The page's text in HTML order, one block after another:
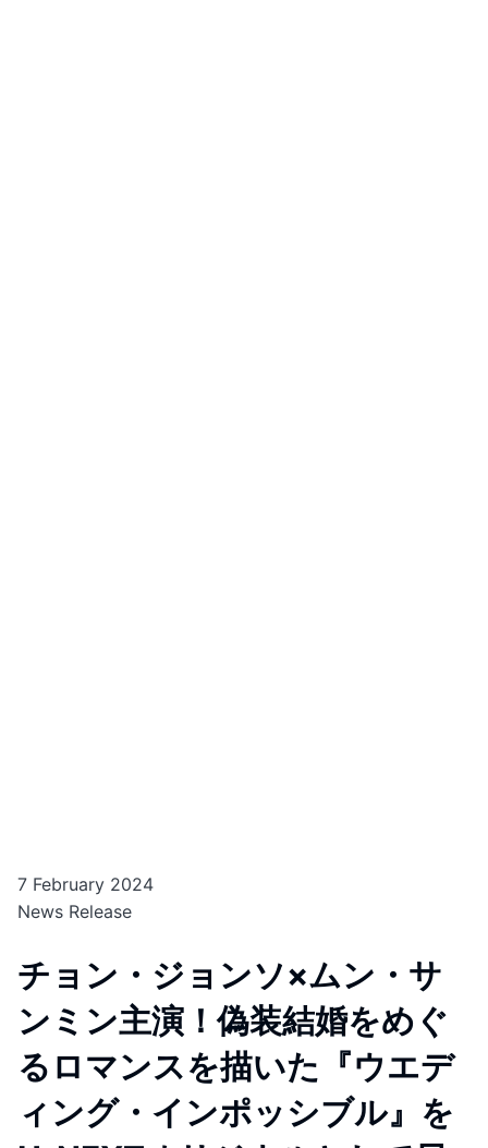
7 February 2024
News Release
チョン・ジョンソ×ムン・サ
ンミン主演！偽装結婚をめぐ
るロマンスを描いた『ウエデ
ィング・インポッシブル』を